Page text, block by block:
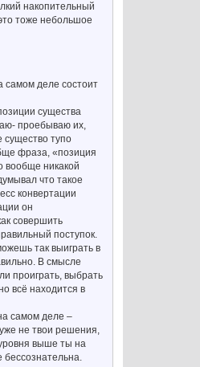
накопительный
тоже небольшое
самом деле состоит
существа
проебываю их,
существо тупо
фраза, «позиция
вообще никакой
что такое
конвертации
он
совершить
поступок.
так выиграть в
В смысле
проиграть, выбрать
всё находится в
самом деле –
не твои решения,
выше ты на
бессознательна.